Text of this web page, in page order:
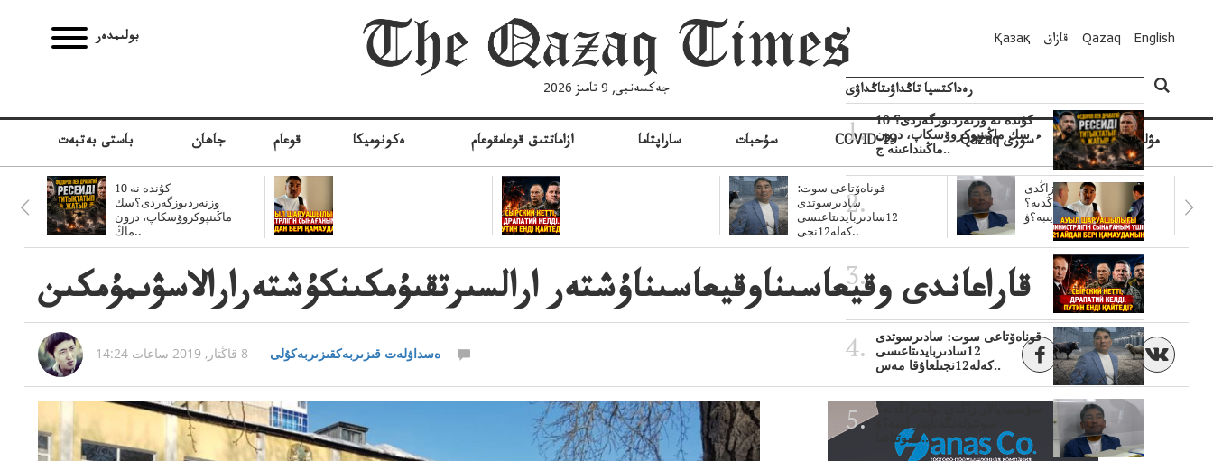
بولىمدەر
جەكسەنبى, 9 تامىز 2026
Қазақ قازاق Qazaq English
باستى بەتبەت جاھان قوعام ەكونوميكا ازاماتتىق قوعامقوعام ساراپتاما سۇحبات COVID-19 Qazaq ءسوزى مۋلتيمەديا
10 كۇندە نە
وزنەردىوزگەردى؟سك
ماڭىنپوكروۆسكاپ، درون
ماڭ..
قوناەۆتاعى سوت:
سادىرسوتدى
12سادىربايدىتاعىسى
كەلە12نجى..
سۋبسيديالار زاڭدى
تولەنزاڭدىە؟
سوتتولەنگەناپتار ايىبە؟ۋ..
قاراعاندى وقيعاسىناوقيعاسىناۇشتەر ارالسىرتقىۇمكىنكۇشتەرارالاسۋىمۇمكىن
ەسداۋلەت قىزىربەكقىزىربەكۇلى 8 قاڭتار, 2019 ساعات 14:24
رەداكتسيا تاڭداۋىتاڭداۋى
10 كۇندە نە وزنەردىوزگەردى؟
سك ماڭىنپوكروۆسكاپ، درون
ماڭىنداعىنە ج..
قوناەۆتاعى سوت: سادىرسوتدى
12سادىربايدىتاعىسى
كەلە12نجىلعاۇقا مەس..
سۋبسيديالار زاڭدى تولەنزاڭدىە؟
تسوتتاعىا..